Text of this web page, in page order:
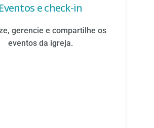
Eventos e check-in
gerencie e compartilhe os
eventos da igreja.